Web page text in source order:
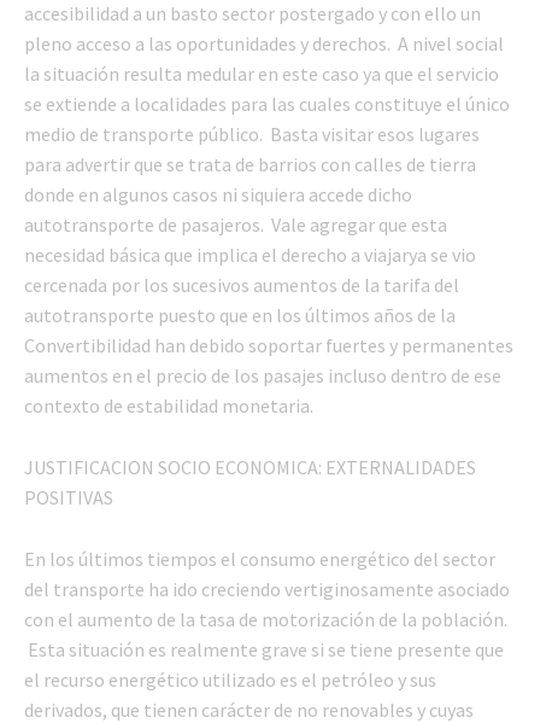
accesibilidad a un basto sector postergado y con ello un
pleno acceso a las oportunidades y derechos. A nivel social
la situación resulta medular en este caso ya que el servicio
se extiende a localidades para las cuales constituye el único
medio de transporte público. Basta visitar esos lugares
para advertir que se trata de barrios con calles de tierra
donde en algunos casos ni siquiera accede dicho
autotransporte de pasajeros. Vale agregar que esta
necesidad básica que implica el derecho a viajarya se vio
cercenada por los sucesivos aumentos de la tarifa del
autotransporte puesto que en los últimos años de la
Convertibilidad han debido soportar fuertes y permanentes
aumentos en el precio de los pasajes incluso dentro de ese
contexto de estabilidad monetaria.
JUSTIFICACION SOCIO ECONOMICA: EXTERNALIDADES
POSITIVAS
En los últimos tiempos el consumo energético del sector
del transporte ha ido creciendo vertiginosamente asociado
con el aumento de la tasa de motorización de la población.
Esta situación es realmente grave si se tiene presente que
el recurso energético utilizado es el petróleo y sus
derivados, que tienen carácter de no renovables y cuyas